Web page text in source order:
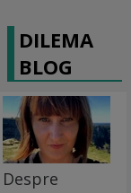
DILEMA
BLOG
Despre